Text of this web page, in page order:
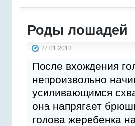
Роды лошадей
27.01.2013
После вхождения
непроизвольно
усиливающимся
она напрягает
голова жеребенка